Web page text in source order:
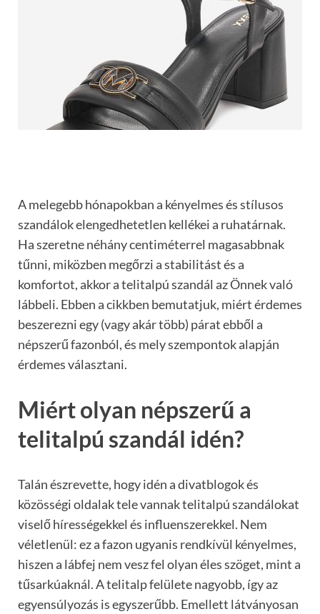
A melegebb hónapokban a kényelmes és stílusos
szandálok elengedhetetlen kellékei a ruhatárnak.
Ha szeretne néhány centiméterrel magasabbnak
tűnni, miközben megőrzi a stabilitást és a
komfortot, akkor a telitalpú szandál az Önnek való
lábbeli. Ebben a cikkben bemutatjuk, miért érdemes
beszerezni egy (vagy akár több) párat ebből a
népszerű fazonból, és mely szempontok alapján
érdemes választani.
Miért olyan népszerű a
telitalpú szandál idén?
Talán észrevette, hogy idén a divatblogok és
közösségi oldalak tele vannak telitalpú szandálokat
viselő hírességekkel és influenszerekkel. Nem
véletlenül: ez a fazon ugyanis rendkívül kényelmes,
hiszen a lábfej nem vesz fel olyan éles szöget, mint a
tűsarkúaknál. A telitalp felülete nagyobb, így az
egyensúlyozás is egyszerűbb. Emellett látványosan